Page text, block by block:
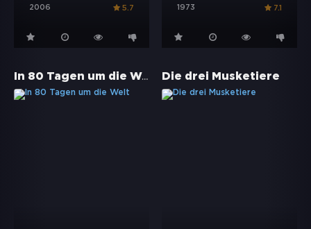
2006 5.7 1973 7.1
In 80 Tagen um die Welt Die drei Musketiere